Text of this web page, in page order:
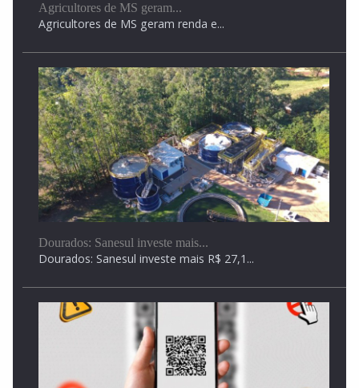
Mega-Sena pode pagar R$ 150 milhões nesta quinta-
feira
Mega-Sena pode pagar R$ 150 milhões nesta quinta-feira
Agricultores de MS geram...
Agricultores de MS geram renda e...
Dourados: Sanesul investe mais...
Dourados: Sanesul investe mais R$ 27,1...